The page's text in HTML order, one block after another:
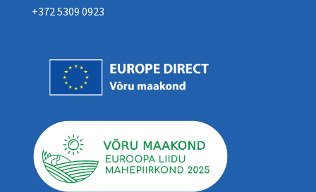
+372 5309 0923